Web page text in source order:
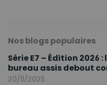
Nos blogs populaires
Série E7 – Édition 2026
bureau assis debout
20/11/2025